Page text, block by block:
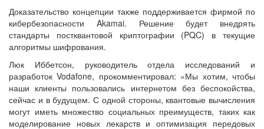
Доказательство концепции также поддерживается фирмой по
кибербезопасности Akamai. Решение будет внедрять
стандарты постквантовой криптографии (PQC) в текущие
алгоритмы шифрования.
Люк Иббетсон, руководитель отдела исследований и
разработок Vodafone, прокомментировал: «Мы хотим, чтобы
наши клиенты пользовались интернетом без беспокойства,
сейчас и в будущем. С одной стороны, квантовые вычисления
могут иметь множество социальных преимуществ, таких как
моделирование новых лекарств и оптимизация передовых